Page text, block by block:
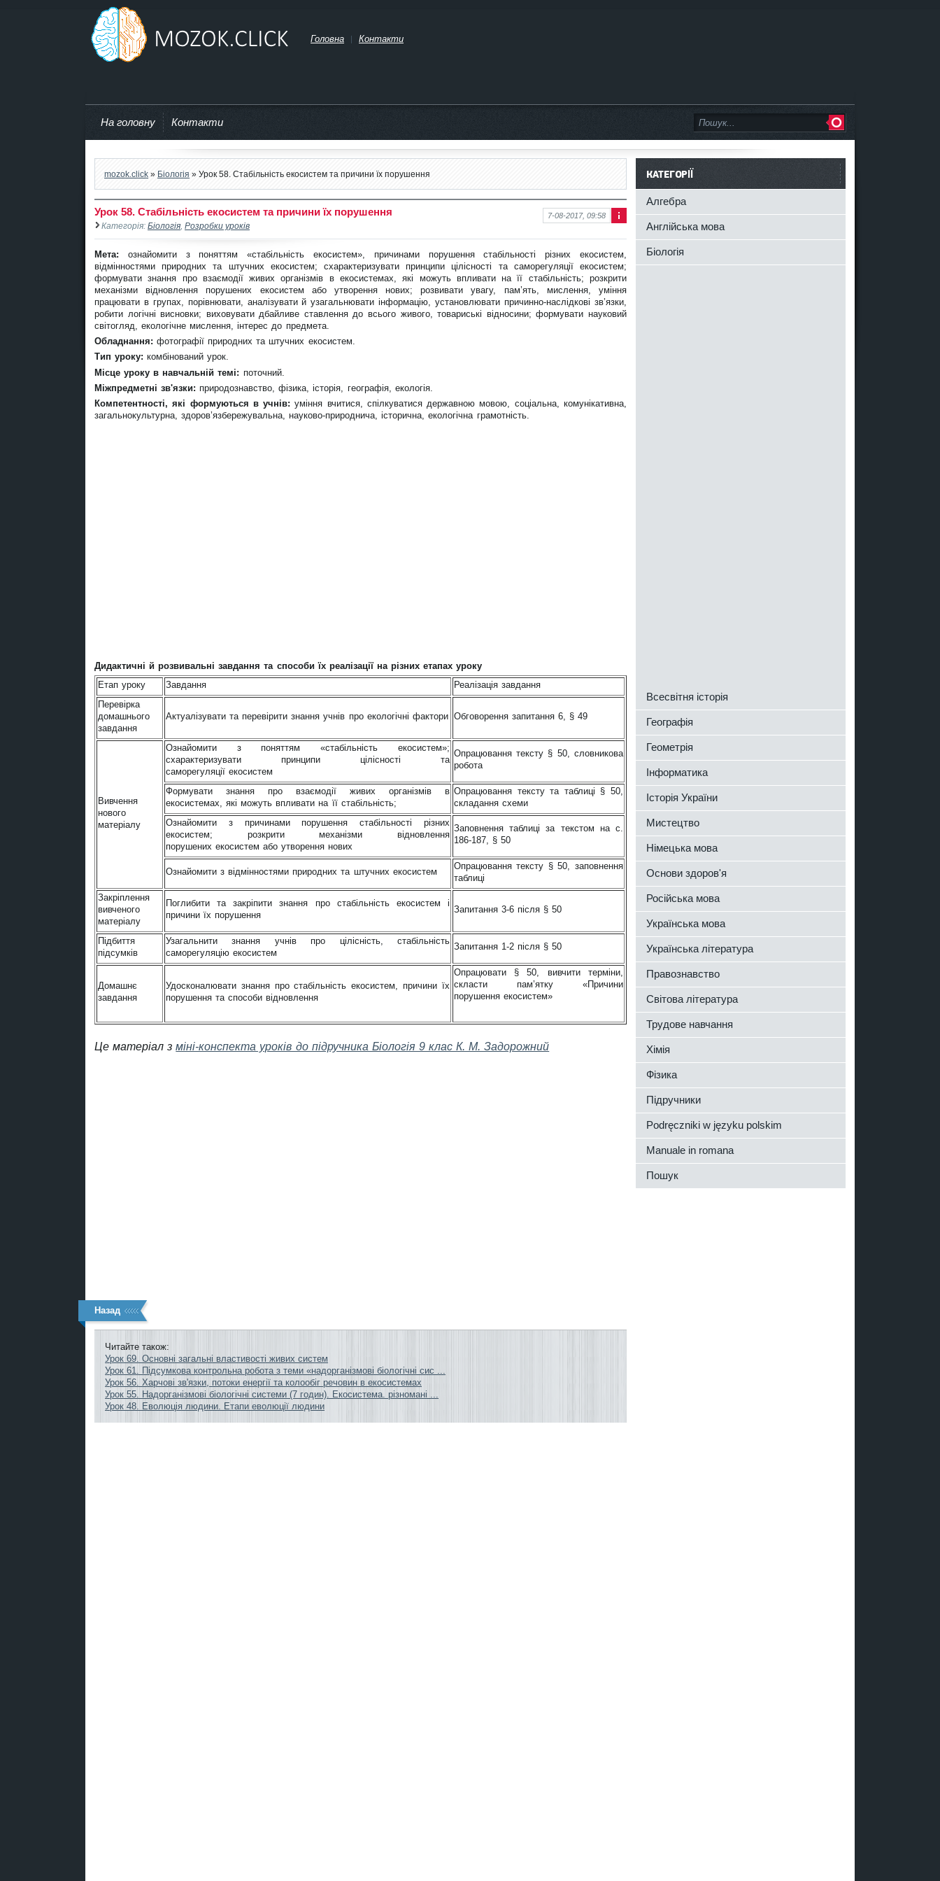
Головна Контакти
На головну Контакти
mozok.click » Біологія » Урок 58. Стабільність екосистем та причини їх порушення
ор
ція
про
нов
ину
7-08-2017, 09:58
Урок 58. Стабільність екосистем та причини їх порушення
Категорія: Біологія Розробки уроків
Мета: ознайомити з поняттям «стабільність екосистем», причинами порушення стабільності різних екосистем,
відмінностями природних та штучних екосистем; схарактеризувати принципи цілісності та саморегуляції екосистем;
формувати знання про взаємодії живих організмів в екосистемах, які можуть впливати на її стабільність; розкрити
механізми відновлення порушених екосистем або утворення нових; розвивати увагу, пам’ять, мислення, уміння
працювати в групах, порівнювати, аналізувати й узагальнювати інформацію, установлювати причинно-наслідкові зв’язки,
робити логічні висновки; виховувати дбайливе ставлення до всього живого, товариські відносини; формувати науковий
світогляд, екологічне мислення, інтерес до предмета.
Обладнання: фотографії природних та штучних екосистем.
Тип уроку: комбінований урок.
Місце уроку в навчальній темі: поточний.
Міжпредметні зв'язки: природознавство, фізика, історія, географія, екологія.
Компетентності, які формуються в учнів: уміння вчитися, спілкуватися державною мовою, соціальна, комунікативна,
загальнокультурна, здоров’язбережувальна, науково-природнича, історична, екологічна грамотність.
Дидактичні й розвивальні завдання та способи їх реалізації на різних етапах уроку
Етап уроку
Завдання
Реалізація завдання
Перевірка
домашнього
завдання
Актуалізувати та перевірити знання учнів про екологічні фактори Обговорення запитання 6, § 49
Вивчення
нового
матеріалу
Ознайомити з поняттям «стабільність екосистем»;
схарактеризувати принципи цілісності та
саморегуляції екосистем
Опрацювання тексту § 50, словникова
робота
Формувати знання про взаємодії живих організмів в
екосистемах, які можуть впливати на її стабільність;
Опрацювання тексту та таблиці § 50,
складання схеми
Ознайомити з причинами порушення стабільності різних
екосистем; розкрити механізми відновлення
порушених екосистем або утворення нових
Заповнення таблиці за текстом на с.
186-187, § 50
Ознайомити з відмінностями природних та штучних екосистем
Опрацювання тексту § 50, заповнення
таблиці
Закріплення
вивченого
матеріалу
Поглибити та закріпити знання про стабільність екосистем і
причини їх порушення
Запитання 3-6 після § 50
Підбиття
підсумків
Узагальнити знання учнів про цілісність, стабільність
саморегуляцію екосистем
Запитання 1-2 після § 50
Домашнє
завдання
Удосконалювати знання про стабільність екосистем, причини їх
порушення та способи відновлення
Опрацювати § 50, вивчити терміни,
скласти пам’ятку «Причини
порушення екосистем»
Це матеріал зміні-конспекта уроків до підручника Біологія 9 клас К. М. Задорожний
Назад
Читайте також:
Урок 69. Основні загальні властивості живих систем
Урок 61. Підсумкова контрольна робота з теми «надорганізмові біологічні сис ...
Урок 56. Харчові зв'язки, потоки енергії та колообіг речовин в екосистемах
Урок 55. Надорганізмові біологічні системи (7 годин). Екосистема. різномані ...
Урок 48. Еволюція людини. Етапи еволюції людини
КАТЕГОРІЇ
Алгебра
Англійська мова
Біологія
Всесвітня історія
Географія
Геометрія
Інформатика
Історія України
Мистецтво
Німецька мова
Основи здоров'я
Російська мова
Українська мова
Українська література
Правознавство
Світова література
Трудове навчання
Хімія
Фізика
Підручники
Podręczniki w języku polskim
Manuale in romana
Пошук